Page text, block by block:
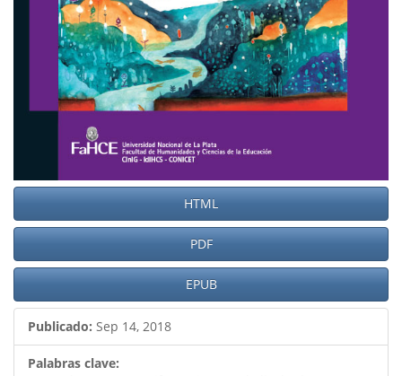
HTML
PDF
EPUB
Publicado: Sep 14, 2018
Palabras clave: